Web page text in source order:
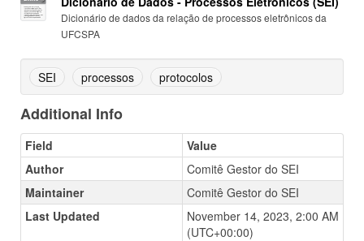
Dicionário de dados da relação de processos eletrônicos da
UFCSPA
SEI processos protocolos
Additional Info
Field
Value
Author
Comitê Gestor do SEI
Maintainer
Comitê Gestor do SEI
Last Updated
November 14, 2023, 2:00 AM
(UTC+00:00)